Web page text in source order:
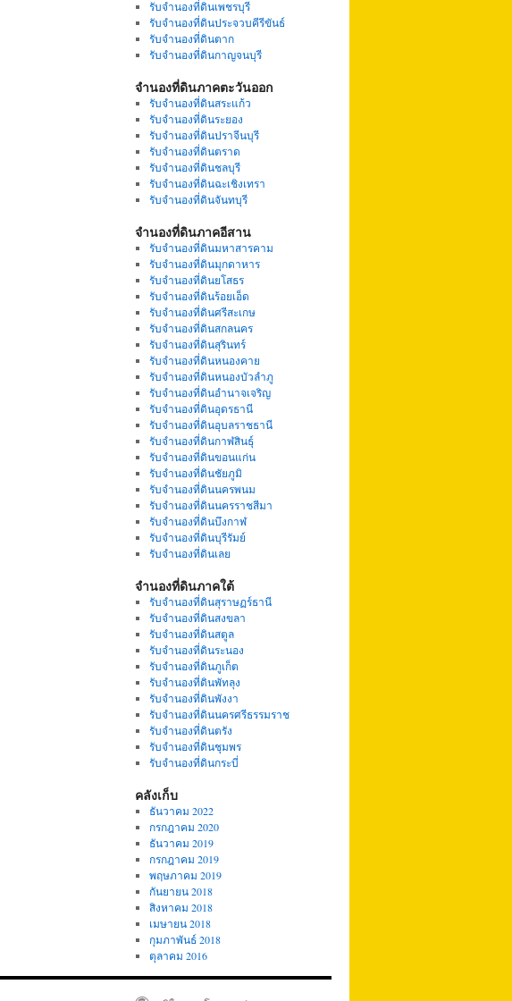
รับจำนองที่ดินเพชรบุรี
รับจำนองที่ดินประจวบคีรีขันธ์
รับจำนองที่ดินตาก
รับจำนองที่ดินกาญจนบุรี
จำนองที่ดินภาคตะวันออก
รับจำนองที่ดินสระแก้ว
รับจำนองที่ดินระยอง
รับจำนองที่ดินปราจีนบุรี
รับจำนองที่ดินตราด
รับจำนองที่ดินชลบุรี
รับจำนองที่ดินฉะเชิงเทรา
รับจำนองที่ดินจันทบุรี
จำนองที่ดินภาคอีสาน
รับจำนองที่ดินมหาสารคาม
รับจำนองที่ดินมุกดาหาร
รับจำนองที่ดินยโสธร
รับจำนองที่ดินร้อยเอ็ด
รับจำนองที่ดินศรีสะเกษ
รับจำนองที่ดินสกลนคร
รับจำนองที่ดินสุรินทร์
รับจำนองที่ดินหนองคาย
รับจำนองที่ดินหนองบัวลำภู
รับจำนองที่ดินอำนาจเจริญ
รับจำนองที่ดินอุดรธานี
รับจำนองที่ดินอุบลราชธานี
รับจำนองที่ดินกาฬสินธุ์
รับจำนองที่ดินขอนแก่น
รับจำนองที่ดินชัยภูมิ
รับจำนองที่ดินนครพนม
รับจำนองที่ดินนครราชสีมา
รับจำนองที่ดินบึงกาฬ
รับจำนองที่ดินบุรีรัมย์
รับจำนองที่ดินเลย
จำนองที่ดินภาคใต้
รับจำนองที่ดินสุราษฏร์ธานี
รับจำนองที่ดินสงขลา
รับจำนองที่ดินสตูล
รับจำนองที่ดินระนอง
รับจำนองที่ดินภูเก็ต
รับจำนองที่ดินพัทลุง
รับจำนองที่ดินพังงา
รับจำนองที่ดินนครศรีธรรมราช
รับจำนองที่ดินตรัง
รับจำนองที่ดินชุมพร
รับจำนองที่ดินกระบี่
คลังเก็บ
ธันวาคม 2022
กรกฎาคม 2020
ธันวาคม 2019
กรกฎาคม 2019
พฤษภาคม 2019
กันยายน 2018
สิงหาคม 2018
เมษายน 2018
กุมภาพันธ์ 2018
ตุลาคม 2016